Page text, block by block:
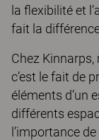
la flexibilité et
fait la
Chez
c’est le fait de
éléments d’un
différents
l’importance